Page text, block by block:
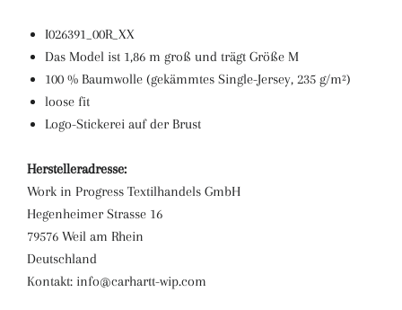
I026391_00R_XX
Das Model ist 1,86 m groß und trägt Größe M
100 % Baumwolle (gekämmtes Single-Jersey, 235 g/m²)
loose fit
Logo-Stickerei auf der Brust
Herstelleradresse:
Work in Progress Textilhandels GmbH
Hegenheimer Strasse 16
79576 Weil am Rhein
Deutschland
Kontakt: info@carhartt-wip.com